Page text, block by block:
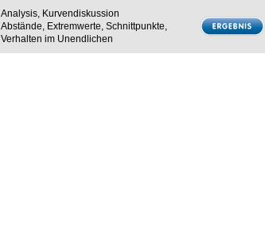
Analysis, Kurvendiskussion
Abstände, Extremwerte, Schnittpunkte,
Verhalten im Unendlichen